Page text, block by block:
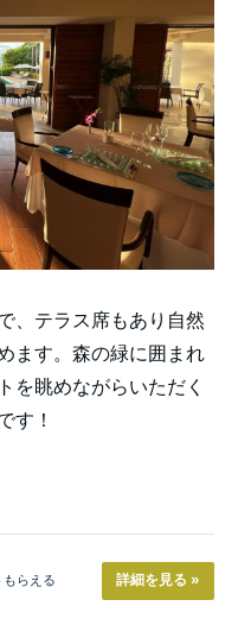
、テラス席もあり自然
ます。森の緑に囲まれ
を眺めながらいただく
す！
らえる 詳細を見る »